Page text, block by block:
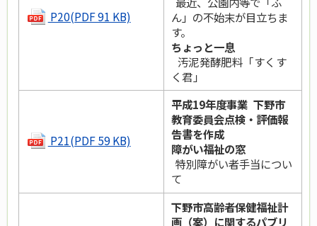
P20(PDF 91 KB)
ん」の不始末が目立ちま
す。
ちょっと一息
汚泥発酵肥料「すくす
く君」
P21(PDF 59 KB)
平成19年度事業 下野市
教育委員会点検・評価報
告書を作成
障がい福祉の窓
特別障がい者手当につい
て
下野市高齢者保健福祉計
画（案）に関するパブリ